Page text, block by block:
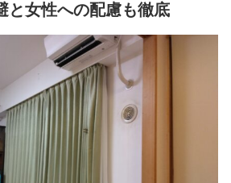
と女性への配慮も徹底